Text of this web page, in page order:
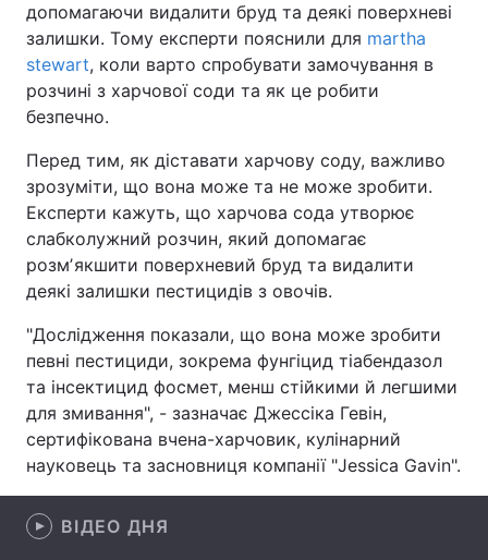
Економіка Світ
Спорт Наука
Зброя Інциденти
Здоров'я Туризм
Цікавинки Погода
Екологія
Лонгріди
Відео з Youtube Статті
Архів
допомагаючи видалити бруд та деякі поверхневі
залишки. Тому експерти пояснили для martha
stewart, коли варто спробувати замочування в
розчині з харчової соди та як це робити
безпечно.
Перед тим, як діставати харчову соду, важливо
зрозуміти, що вона може та не може зробити.
Експерти кажуть, що харчова сода утворює
слабколужний розчин, який допомагає
розмʼякшити поверхневий бруд та видалити
деякі залишки пестицидів з овочів.
"Дослідження показали, що вона може зробити
певні пестициди, зокрема фунгіцид тіабендазол
та інсектицид фосмет, менш стійкими й легшими
для змивання", - зазначає Джессіка Гевін,
сертифікована вчена-харчовик, кулінарний
науковець та засновниця компанії "Jessica Gavin".
ВІДЕО ДНЯ